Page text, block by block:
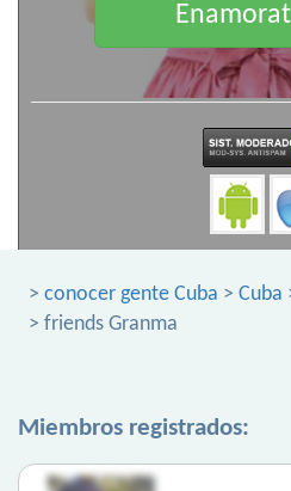
> conocer gente Cuba > Cuba
> friends Granma
Miembros registrados: